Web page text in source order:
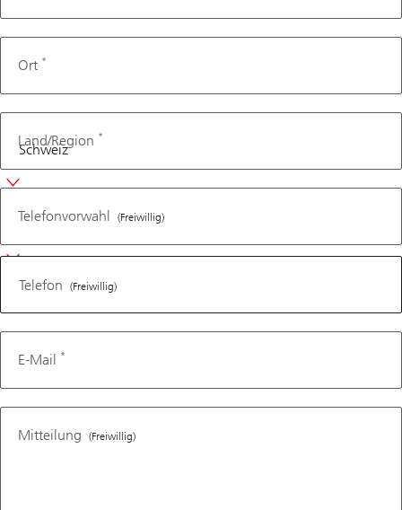
Ort *
Land/Region *
Telefon
Telefonvorwahl (Freiwillig)
Telefon (Freiwillig)
E-Mail *
Mitteilung (Freiwillig)